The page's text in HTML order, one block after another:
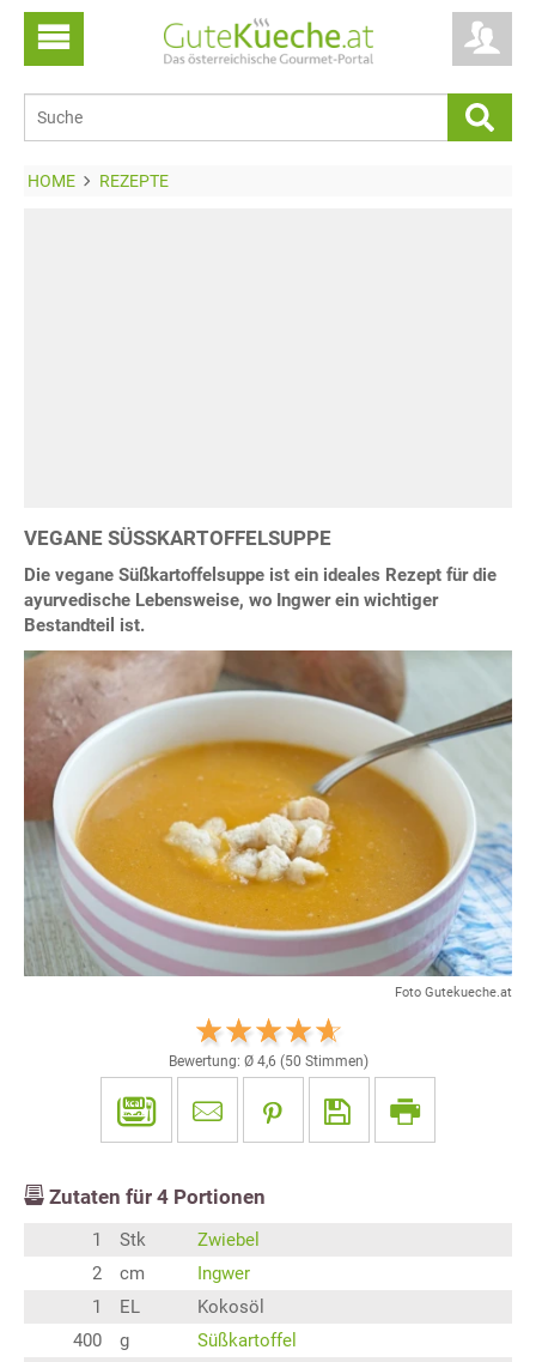
HOME REZEPTE
VEGANE SÜSSKARTOFFELSUPPE
Die vegane Süßkartoffelsuppe ist ein ideales Rezept für die
ayurvedische Lebensweise, wo Ingwer ein wichtiger
Bestandteil ist.
Foto Gutekueche.at
Bewertung: Ø 4,6 (50 Stimmen)
Zutaten für 4 Portionen
1 Stk
Zwiebel
2
cm
Ingwer
1
EL
Kokosöl
400
g
Süßkartoffel